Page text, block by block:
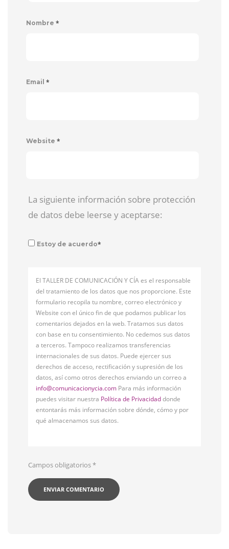
Nombre *
Email *
Website *
La siguiente información sobre protección
de datos debe leerse y aceptarse:
Estoy de acuerdo*
El TALLER DE COMUNICACIÓN Y CÍA es el responsable
del tratamiento de los datos que nos proporcione. Este
formulario recopila tu nombre, correo electrónico y
Website con el único fin de que podamos publicar los
comentarios dejados en la web. Tratamos sus datos
con base en tu consentimiento. No cedemos sus datos
a terceros. Tampoco realizamos transferencias
internacionales de sus datos. Puede ejercer sus
derechos de acceso, rectificación y supresión de los
datos, así como otros derechos enviando un correo a
info@comunicacionycia.com Para más información
puedes visitar nuestra Política de Privacidaddonde
entontarás más información sobre dónde, cómo y por
qué almacenamos sus datos.
Campos obligatorios*